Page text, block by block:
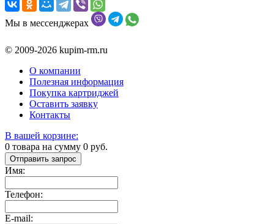
Мы в мессенджерах
© 2009-2026 kupim-rm.ru
О компании
Полезная информация
Покупка картриджей
Оставить заявку
Контакты
В вашей корзине:
0 товара на сумму 0 руб.
Отправить запрос
Имя:
Телефон:
E-mail: